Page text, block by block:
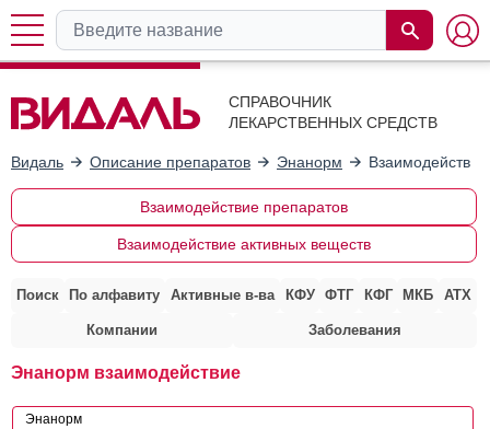
СПРАВОЧНИК
ЛЕКАРСТВЕННЫХ СРЕДСТВ
Видаль Описание препаратов Энанорм
Взаимодействие препаратов
Взаимодействие активных веществ
Поиск По алфавиту Активные в-ва КФУ ФТГ КФГ МКБ АТХ
Компании Заболевания
Энанорм взаимодействие